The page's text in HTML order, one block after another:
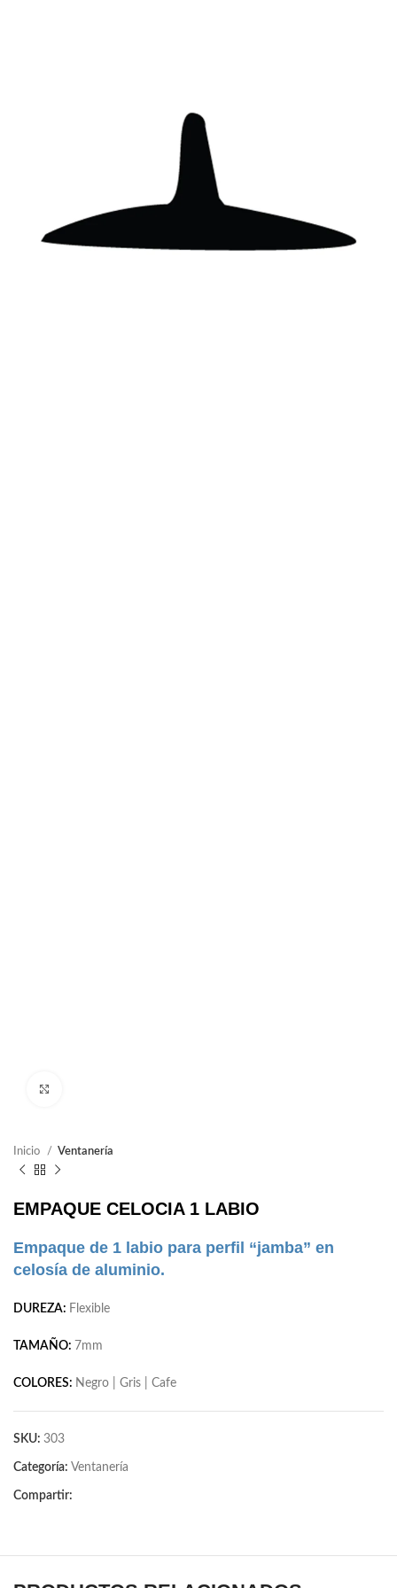
Inicio Ventanería
EMPAQUE CELOCIA 1 LABIO
Empaque de 1 labio para perfil “jamba” en
celosía de aluminio.
DUREZA: Flexible
TAMAÑO: 7mm
COLORES: Negro | Gris | Cafe
SKU: 303
Categoría: Ventanería
Compartir: